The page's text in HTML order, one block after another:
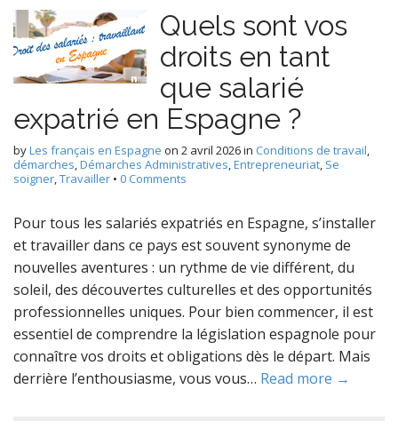
Quels sont vos
droits en tant
que salarié
expatrié en Espagne ?
byLes français en Espagne on 2 avril 2026in Conditions de travail,
démarches,Démarches Administratives,Entrepreneuriat, Se
soigner,Travailler • 0 Comments
Pour tous les salariés expatriés en Espagne, s’installer
et travailler dans ce pays est souvent synonyme de
nouvelles aventures : un rythme de vie différent, du
soleil, des découvertes culturelles et des opportunités
professionnelles uniques. Pour bien commencer, il est
essentiel de comprendre la législation espagnole pour
connaître vos droits et obligations dès le départ. Mais
derrière l’enthousiasme, vous vous… Read more →